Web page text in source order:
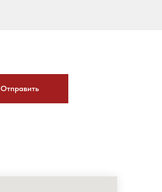
Отправить